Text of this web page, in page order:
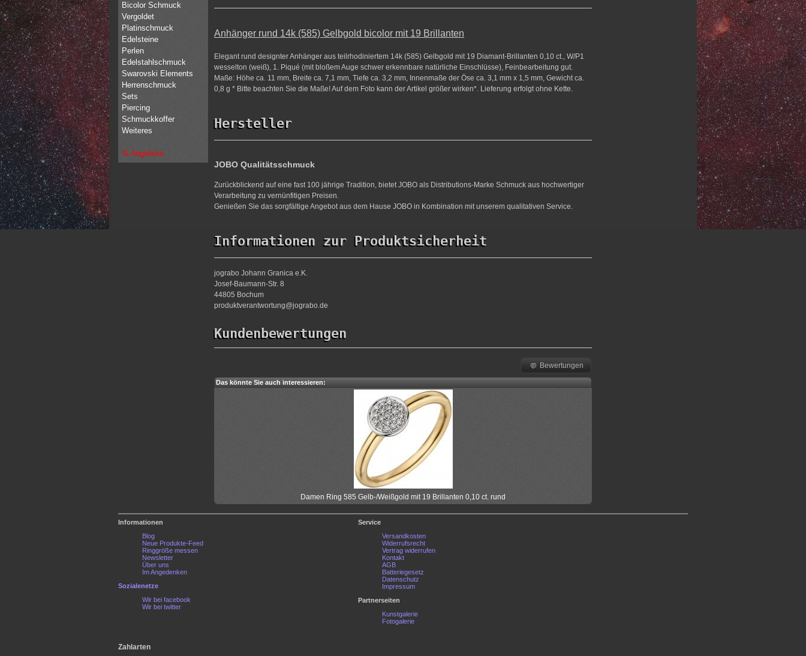
Anhänger rund 14k (585) Gelbgold bicolor mit 19 Brillanten
Elegant rund designter Anhänger aus teilrhodiniertem 14k (585) Gelbgold mit 19 Diamant-Brillanten 0,10 ct., W/P1
wesselton (weiß), 1. Piqué (mit bloßem Auge schwer erkennbare natürliche Einschlüsse), Feinbearbeitung gut.
Maße: Höhe ca. 11 mm, Breite ca. 7,1 mm, Tiefe ca. 3,2 mm, Innenmaße der Öse ca. 3,1 mm x 1,5 mm, Gewicht ca.
0,8 g * Bitte beachten Sie die Maße! Auf dem Foto kann der Artikel größer wirken*. Lieferung erfolgt ohne Kette.
Hersteller
JOBO Qualitätsschmuck
Zurückblickend auf eine fast 100 jährige Tradition, bietet JOBO als Distributions-Marke Schmuck aus hochwertiger
Verarbeitung zu vernünfitigen Preisen.
Genießen Sie das sorgfältige Angebot aus dem Hause JOBO in Kombination mit unserem qualitativen Service.
Informationen zur Produktsicherheit
jograbo Johann Granica e.K.
Josef-Baumann-Str. 8
44805 Bochum
produktverantwortung@jograbo.de
Kundenbewertungen
Bewertungen
Das könnte Sie auch interessieren:
Damen Ring 585 Gelb-/Weißgold mit 19 Brillanten 0,10 ct. rund
Bicolor Schmuck
Vergoldet
Platinschmuck
Edelsteine
Perlen
Edelstahlschmuck
Swarovski Elements
Herrenschmuck
Sets
Piercing
Schmuckkoffer
Weiteres
% Angebote
Informationen
Blog
Neue Produkte-Feed
Ringgröße messen
Newsletter
Über uns
Im Angedenken
Sozialenetze
Wir bei facebook
Wir bei twitter
Service
Versandkosten
Widerrufsrecht
Vertrag widerrufen
Kontakt
AGB
Batteriegesetz
Datenschutz
Impressum
Partnerseiten
Kunstgalerie
Fotogalerie
Zahlarten